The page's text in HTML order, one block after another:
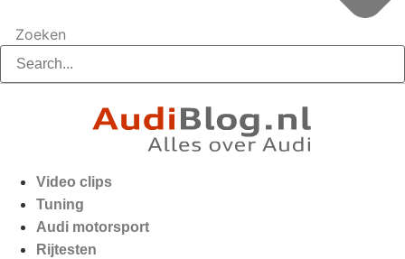
Zoeken
Video clips
Tuning
Audi motorsport
Rijtesten